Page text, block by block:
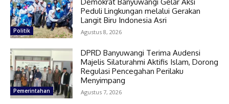
Politik
Peduli Lingkungan melalui Gerakan
Langit Biru Indonesia Asri
Agustus 8, 2026
Pemerintahan
DPRD Banyuwangi Terima Audensi
Majelis Silaturahmi Aktifis Islam, Dorong
Regulasi Pencegahan Perilaku
Menyimpang
Agustus 7, 2026